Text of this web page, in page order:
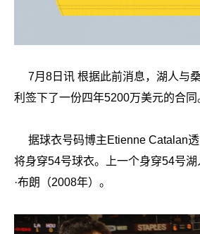
7月8日讯 根据此前消息，湖人与
利签下了一份四年5200万美元的合同
据球衣号码博主Etienne Catalan
将身穿54号球衣。上一个身穿54号
·布朗（2008年）。